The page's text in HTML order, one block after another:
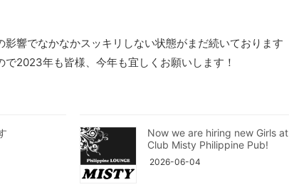
響でなかなかスッキリしない状態がまだ続いております
2023年も皆様、今年も宜しくお願いします！
Now we are hiring new Girls at
Club Misty Philippine Pub!
2026-06-04